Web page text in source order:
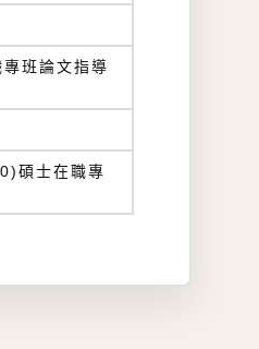
班論文指導
碩士在職專